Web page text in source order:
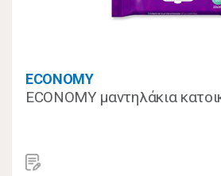
ECONOMY
ECONOMY μαντηλάκια